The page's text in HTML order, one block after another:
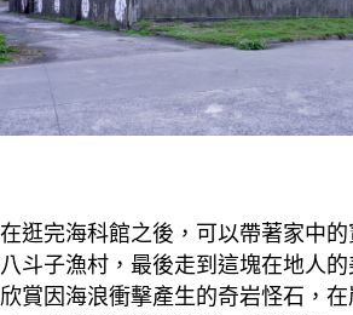
在逛完海科館之後，可以帶著家中
八斗子漁村，最後走到這塊在地人的
欣賞因海浪衝擊產生的奇岩怪石，